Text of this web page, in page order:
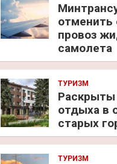
отменить
провоз
самолета
ТУРИЗМ
отдыха в
старых
ТУРИЗМ